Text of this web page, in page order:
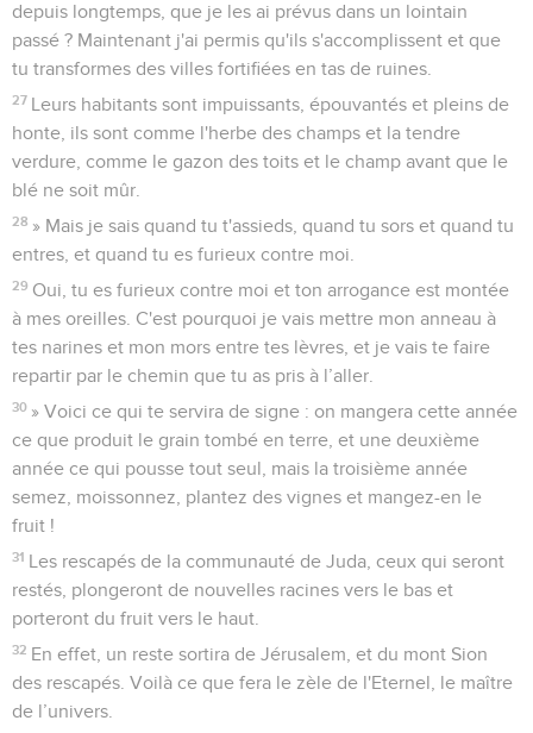
depuis longtemps, que je les ai prévus dans un lointain
passé ? Maintenant j'ai permis qu'ils s'accomplissent et que
tu transformes des villes fortifiées en tas de ruines.
27 Leurs habitants sont impuissants, épouvantés et pleins de
honte, ils sont comme l'herbe des champs et la tendre
verdure, comme le gazon des toits et le champ avant que le
blé ne soit mûr.
28 » Mais je sais quand tu t'assieds, quand tu sors et quand tu
entres, et quand tu es furieux contre moi.
29 Oui, tu es furieux contre moi et ton arrogance est montée
à mes oreilles. C'est pourquoi je vais mettre mon anneau à
tes narines et mon mors entre tes lèvres, et je vais te faire
repartir par le chemin que tu as pris à l’aller.
30 » Voici ce qui te servira de signe : on mangera cette année
ce que produit le grain tombé en terre, et une deuxième
année ce qui pousse tout seul, mais la troisième année
semez, moissonnez, plantez des vignes et mangez-en le
fruit !
31 Les rescapés de la communauté de Juda, ceux qui seront
restés, plongeront de nouvelles racines vers le bas et
porteront du fruit vers le haut.
32 En effet, un reste sortira de Jérusalem, et du mont Sion
des rescapés. Voilà ce que fera le zèle de l'Eternel, le maître
de l’univers.